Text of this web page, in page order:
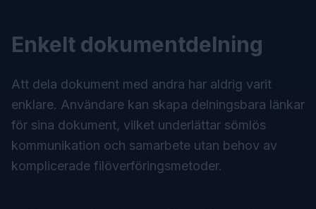
Enkelt dokumentdelning
Att dela dokument med andra har aldrig varit
enklare. Användare kan skapa delningsbara länkar
för sina dokument, vilket underlättar sömlös
kommunikation och samarbete utan behov av
komplicerade filöverföringsmetoder.